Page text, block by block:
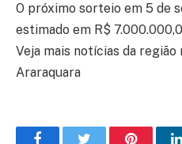
O próximo sorteio em 5 de
estimado em R$
Veja mais notícias da região
Araraquara
FacebookTwitter